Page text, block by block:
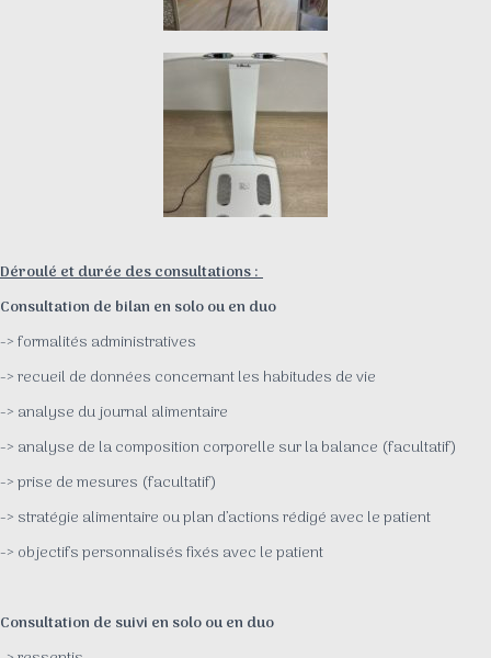
Déroulé et durée des consultations :
Consultation de bilan en solo ou en duo
-> formalités administratives
-> recueil de données concernant les habitudes de vie
-> analyse du journal alimentaire
-> analyse de la composition corporelle sur la balance (facultatif)
-> prise de mesures (facultatif)
-> stratégie alimentaire ou plan d’actions rédigé avec le patient
-> objectifs personnalisés fixés avec le patient
Consultation de suivi en solo ou en duo